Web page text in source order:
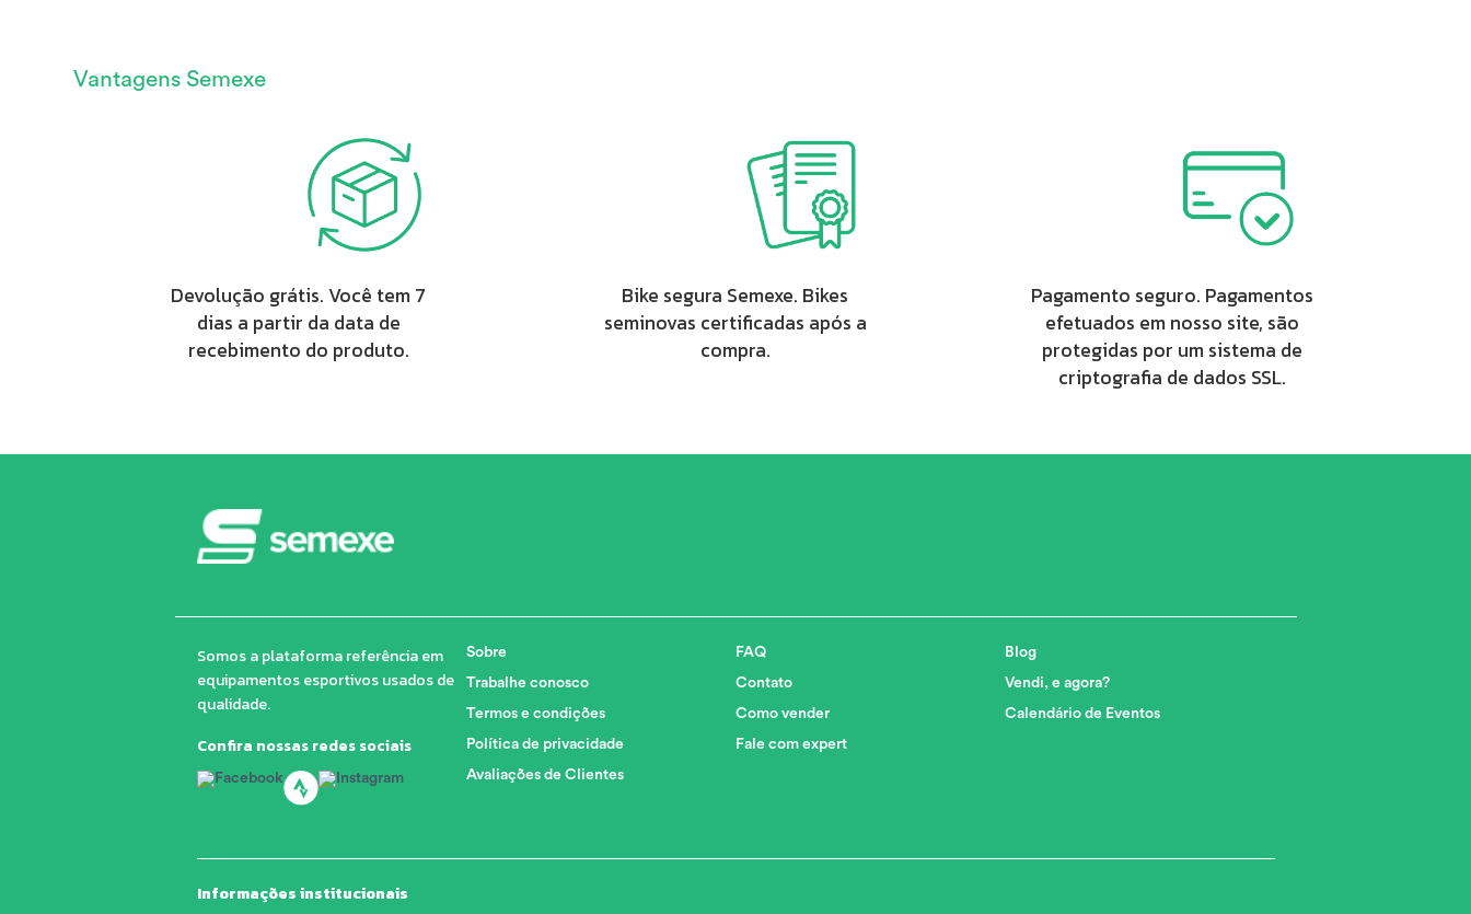
Vantagens Semexe
Devolução grátis. Você tem 7
dias a partir da data de
recebimento do produto.
Bike segura Semexe. Bikes
seminovas certificadas após a
compra.
Pagamento seguro. Pagamentos
efetuados em nosso site, são
protegidas por um sistema de
criptografia de dados SSL.
Somos a plataforma referência em
equipamentos esportivos usados de
qualidade.
Confira nossas redes sociais
Sobre
Trabalhe conosco
Termos e condições
Política de privacidade
Avaliações de Clientes
FAQ
Contato
Como vender
Fale com expert
Blog
Vendi, e agora?
Calendário de Eventos
Informações institucionais